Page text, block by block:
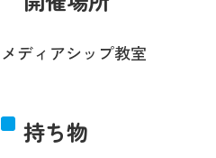
メディアシップ教室
持ち物